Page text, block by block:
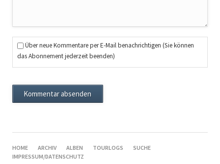
Über neue Kommentare per E-Mail benachrichtigen (Sie können
das Abonnement jederzeit beenden)
Kommentar absenden
NAVIGATION
ÜBERSPRINGEN
HOME ARCHIV ALBEN TOURLOGS
SUCHE
IMPRESSUM/DATENSCHUTZ